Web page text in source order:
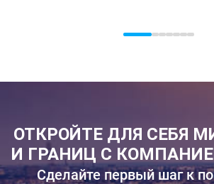
ОТКРОЙТЕ ДЛЯ СЕБЯ
И ГРАНИЦ С
Сделайте первый шаг к